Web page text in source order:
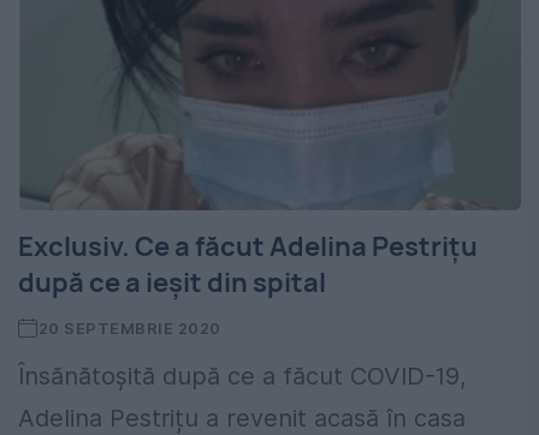
Exclusiv. Ce a făcut Adelina Pestrițu
după ce a ieșit din spital
20 SEPTEMBRIE 2020
Însănătoșită după ce a făcut COVID-19,
Adelina Pestrițu a revenit acasă în casa